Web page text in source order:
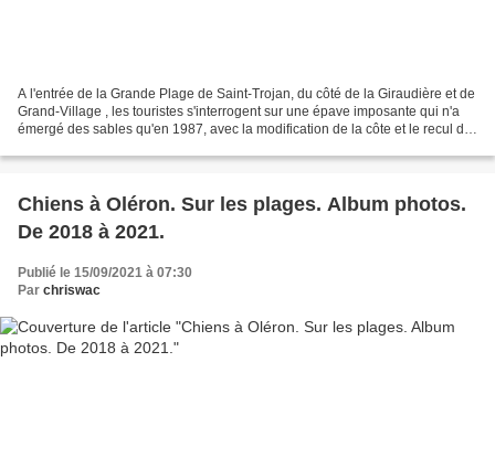
A l'entrée de la Grande Plage de Saint-Trojan, du côté de la Giraudière et de
Grand-Village , les touristes s'interrogent sur une épave imposante qui n'a
émergé des sables qu'en 1987, avec la modification de la côte et le recul de
Chiens à Oléron. Sur les plages. Album photos.
De 2018 à 2021.
Publié le 15/09/2021 à 07:30
Par chriswac